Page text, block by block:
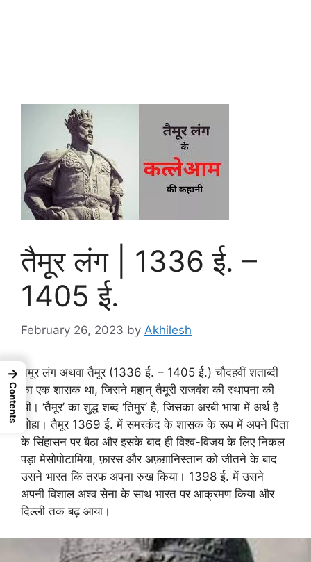
तैमूर लंग | 1336 ई. –
1405 ई.
February 26, 2023 by Akhilesh
तैमूर लंग अथवा तैमूर (1336 ई. – 1405 ई.) चौदहवीं शताब्दी
का एक शासक था, जिसने महान् तैमूरी राजवंश की स्थापना की
थी। ‘तैमूर’ का शुद्ध शब्द ‘तिमुर’ है, जिसका अरबी भाषा में अर्थ है
लोहा। तैमूर 1369 ई. में समरकंद के शासक के रूप में अपने पिता
के सिंहासन पर बैठा और इसके बाद ही विश्व-विजय के लिए निकल
पड़ा मेसोपोटामिया, फ़ारस और अफ़ग़ानिस्तान को जीतने के बाद
उसने भारत कि तरफ अपना रुख किया। 1398 ई. में उसने
अपनी विशाल अश्व सेना के साथ भारत पर आक्रमण किया और
दिल्ली तक बढ़ आया।
→
Contents